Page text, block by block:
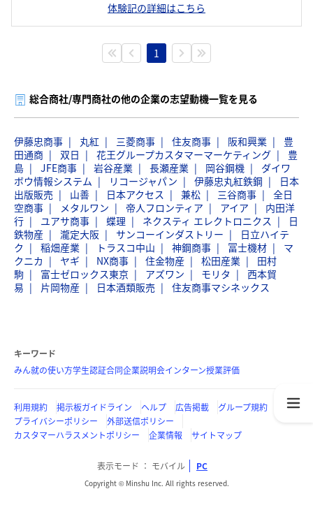
体験記の詳細はこちら
1
総合商社/専門商社の他の企業の志望動機一覧を見る
伊藤忠商事 丸紅 三菱商事 住友商事 阪和興業
豊
田通商
双日 花王グループカスタマーマーケティング
豊
島
JFE商事 岩谷産業 長瀬産業 岡谷鋼機
ダイワ
ボウ情報システム
リコージャパン 伊藤忠丸紅鉄鋼
日本
出版販売
山善 日本アクセス 兼松 三谷商事
全日
空商事
メタルワン 帝人フロンティア アイア
内田洋
行
ユアサ商事 蝶理 ネクスティ エレクトロニクス
日
鉄物産
瀧定大阪 サンコーインダストリー
日立ハイテ
ク
稲畑産業 トラスコ中山 神鋼商事 冨士機材
マ
クニカ
ヤギ NX商事 住金物産 松田産業
田村
駒
富士ゼロックス東京 アズワン モリタ
西本貿
易
片岡物産 日本酒類販売 住友商事マシネックス
キーワード
みん就の使い方学生認証合同企業説明会インターン授業評価
利用規約 掲示板ガイドライン ヘルプ 広告掲載
グループ規約
プライバシーポリシー
外部送信ポリシー
カスタマーハラスメントポリシー
企業情報 サイトマップ
表示モード モバイル PC
Copyright © Minshu Inc. All rights reserved.